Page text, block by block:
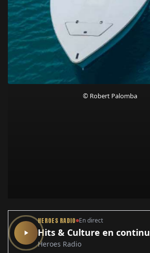
© Robert Palomba
HEROES RADIO En direct
Hits & Culture en continu
Heroes Radio